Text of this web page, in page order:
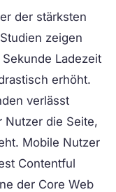
der stärksten
zeigen
Ladezeit
erhöht.
verlässt
Nutzer die Seite,
Mobile Nutzer
Contentful
der Core Web